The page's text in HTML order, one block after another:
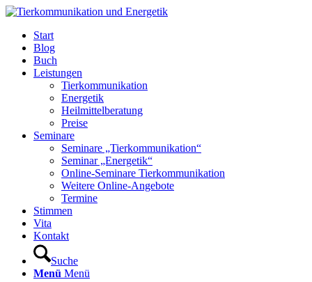
Start
Blog
Buch
Leistungen
Tierkommunikation
Energetik
Heilmittelberatung
Preise
Seminare
Seminare „Tierkommunikation“
Seminar „Energetik“
Online-Seminare Tierkommunikation
Weitere Online-Angebote
Termine
Stimmen
Vita
Kontakt
Suche
Menü Menü